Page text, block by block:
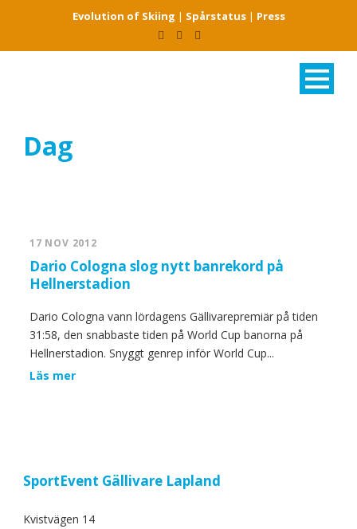
Evolution of Skiing | Spårstatus| Press
Dag
17 NOV 2012
Dario Cologna slog nytt banrekord på
Hellnerstadion
Dario Cologna vann lördagens Gällivarepremiär på tiden
31:58, den snabbaste tiden på World Cup banorna på
Hellnerstadion. Snyggt genrep inför World Cup...
Läs mer
SportEvent Gällivare Lapland
Kvistvägen 14